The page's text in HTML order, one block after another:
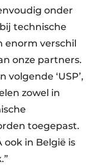
onder
technische
enorm verschil
onze partners.
‘USP’,
zowel in
toegepast.
ook in België is